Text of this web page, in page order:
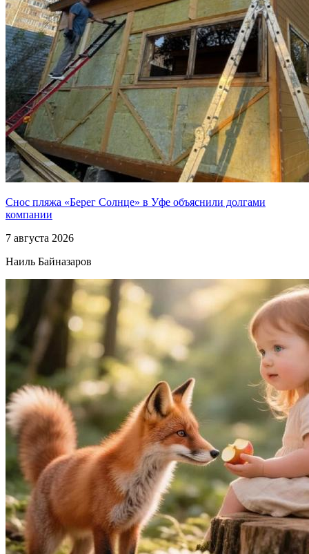
Снос пляжа «Берег Солнце» в Уфе объяснили долгами
компании
7 августа 2026
Наиль Байназаров